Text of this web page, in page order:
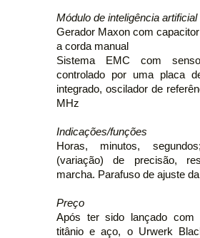
Módulo de inteligência artificial
Gerador Maxon com
a corda manual
Sistema EMC com
controlado por uma placa
integrado, oscilador de
MHz
Indicações/funções
Horas, minutos,
(variação) de precisão,
marcha. Parafuso de ajuste
Preço
Após ter sido lançado com
titânio e aço, o Urwerk